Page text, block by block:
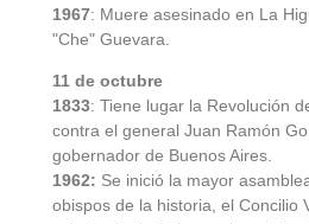
1967: Muere asesinado en La
"Che" Guevara.
11 de octubre
1833: Tiene lugar la Revolución
contra el general Juan Ramón
gobernador de Buenos Aires.
1962: Se inició la mayor
obispos de la historia, el Concilio